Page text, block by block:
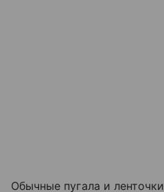
Обычные пугала и